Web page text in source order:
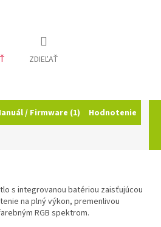
ZDIEĽAŤ
/ Firmware (1) Hodnotenie
s integrovanou batériou zaisťujúcou
na plný výkon, premenlivou
RGB spektrom.